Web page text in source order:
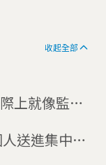
收起全部
上就像監